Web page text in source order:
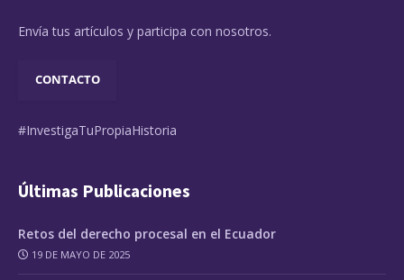
Envía tus artículos y participa con nosotros.
CONTACTO
#InvestigaTuPropiaHistoria
Últimas Publicaciones
Retos del derecho procesal en el Ecuador
19 DE MAYO DE 2025